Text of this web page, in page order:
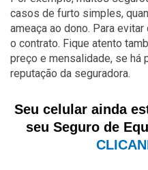
casos de furto simples,
ameaça ao dono. Para
o contrato. Fique atento
preço e mensalidade, se há
reputação da seguradora.
Seu celular ainda
seu Seguro de